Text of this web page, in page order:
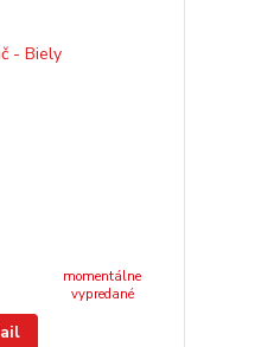
momentálne
vypredané